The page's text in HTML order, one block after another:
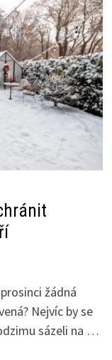
žádná
Nejvíc by se
sázeli na …